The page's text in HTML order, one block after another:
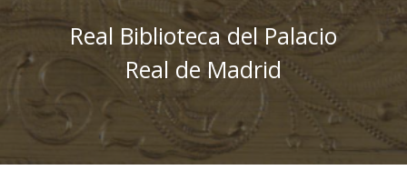
Real Biblioteca del Palacio
Real de Madrid